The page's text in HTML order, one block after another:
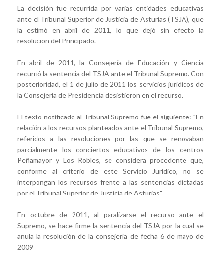
La decisión fue recurrida por varias entidades educativas
ante el Tribunal Superior de Justicia de Asturias (TSJA), que
la estimó en abril de 2011, lo que dejó sin efecto la
resolución del Principado.
En abril de 2011, la Consejería de Educación y Ciencia
recurrió la sentencia del TSJA ante el Tribunal Supremo. Con
posterioridad, el 1 de julio de 2011 los servicios jurídicos de
la Consejería de Presidencia desistieron en el recurso.
El texto notificado al Tribunal Supremo fue el siguiente: "En
relación a los recursos planteados ante el Tribunal Supremo,
referidos a las resoluciones por las que se renovaban
parcialmente los conciertos educativos de los centros
Peñamayor y Los Robles, se considera procedente que,
conforme al criterio de este Servicio Jurídico, no se
interpongan los recursos frente a las sentencias dictadas
por el Tribunal Superior de Justicia de Asturias".
En octubre de 2011, al paralizarse el recurso ante el
Supremo, se hace firme la sentencia del TSJA por la cual se
anula la resolución de la consejería de fecha 6 de mayo de
2009